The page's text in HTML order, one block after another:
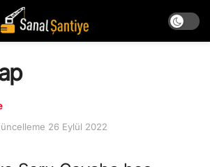
26 Eylül 2022